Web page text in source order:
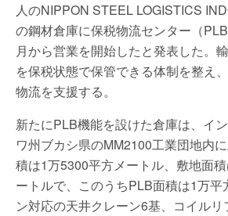
人のNIPPON STEEL LOGISTICS
の鋼材倉庫に保税物流センター（
月から営業を開始したと発表した。
を保税状態で保管できる体制を整え
物流を支援する。
新たにPLB機能を設けた倉庫は、イ
ワ州ブカシ県のMM2100工業団地内
積は1万5300平方メートル、敷地面
ートルで、このうちPLB面積は1万平
ン対応の天井クレーン6基、コイルリ